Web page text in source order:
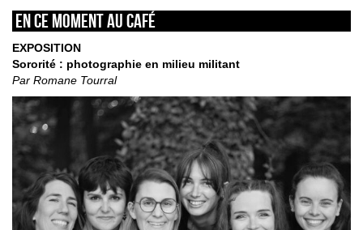
En ce moment au café
EXPOSITION
Sororité : photographie en milieu militant
Par Romane Tourral